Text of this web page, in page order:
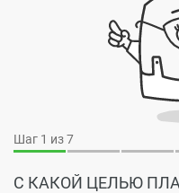
Шаг 1 из 7
С КАКОЙ ЦЕЛЬЮ